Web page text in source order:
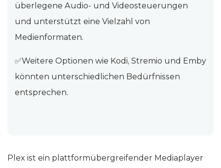
überlegene Audio- und Videosteuerungen
und unterstützt eine Vielzahl von
Medienformaten.
✅Weitere Optionen wie Kodi, Stremio und Emby
könnten unterschiedlichen Bedürfnissen
entsprechen.
Plex ist ein plattformübergreifender Mediaplayer